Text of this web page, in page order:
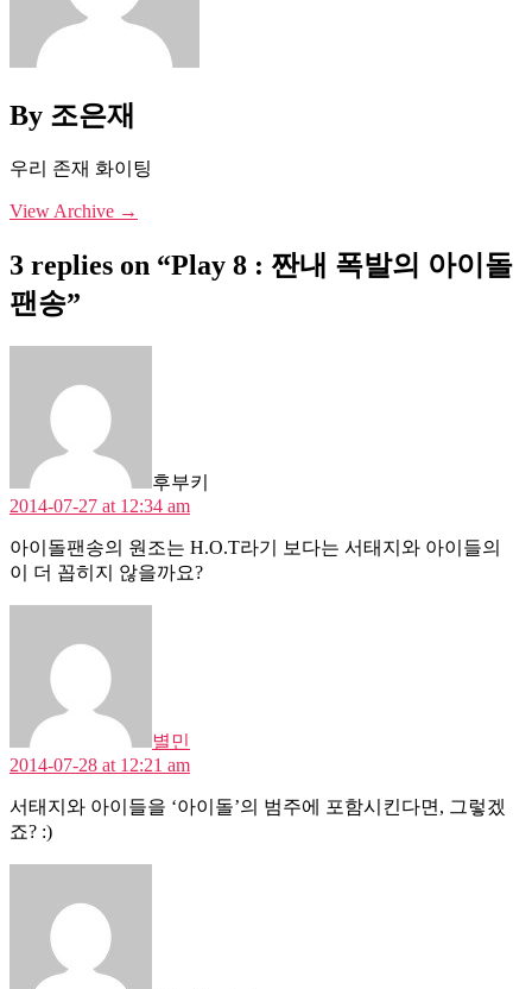
By 조은재
우리 존재 화이팅
View Archive →
3 replies on “Play 8 : 짠내 폭발의 아이돌
팬송”
후부키
2014-07-27 at 12:34 am
아이돌팬송의 원조는 H.O.T라기 보다는 서태지와 아이들의
이 더 꼽히지 않을까요?
별민
2014-07-28 at 12:21 am
서태지와 아이들을 ‘아이돌’의 범주에 포함시킨다면, 그렇겠
죠? :)